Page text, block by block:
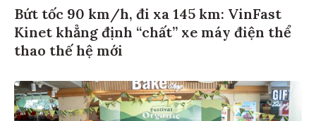
Bứt tốc 90 km/h, đi xa 145 km: VinFast
Kinet khẳng định “chất” xe máy điện thể
thao thế hệ mới